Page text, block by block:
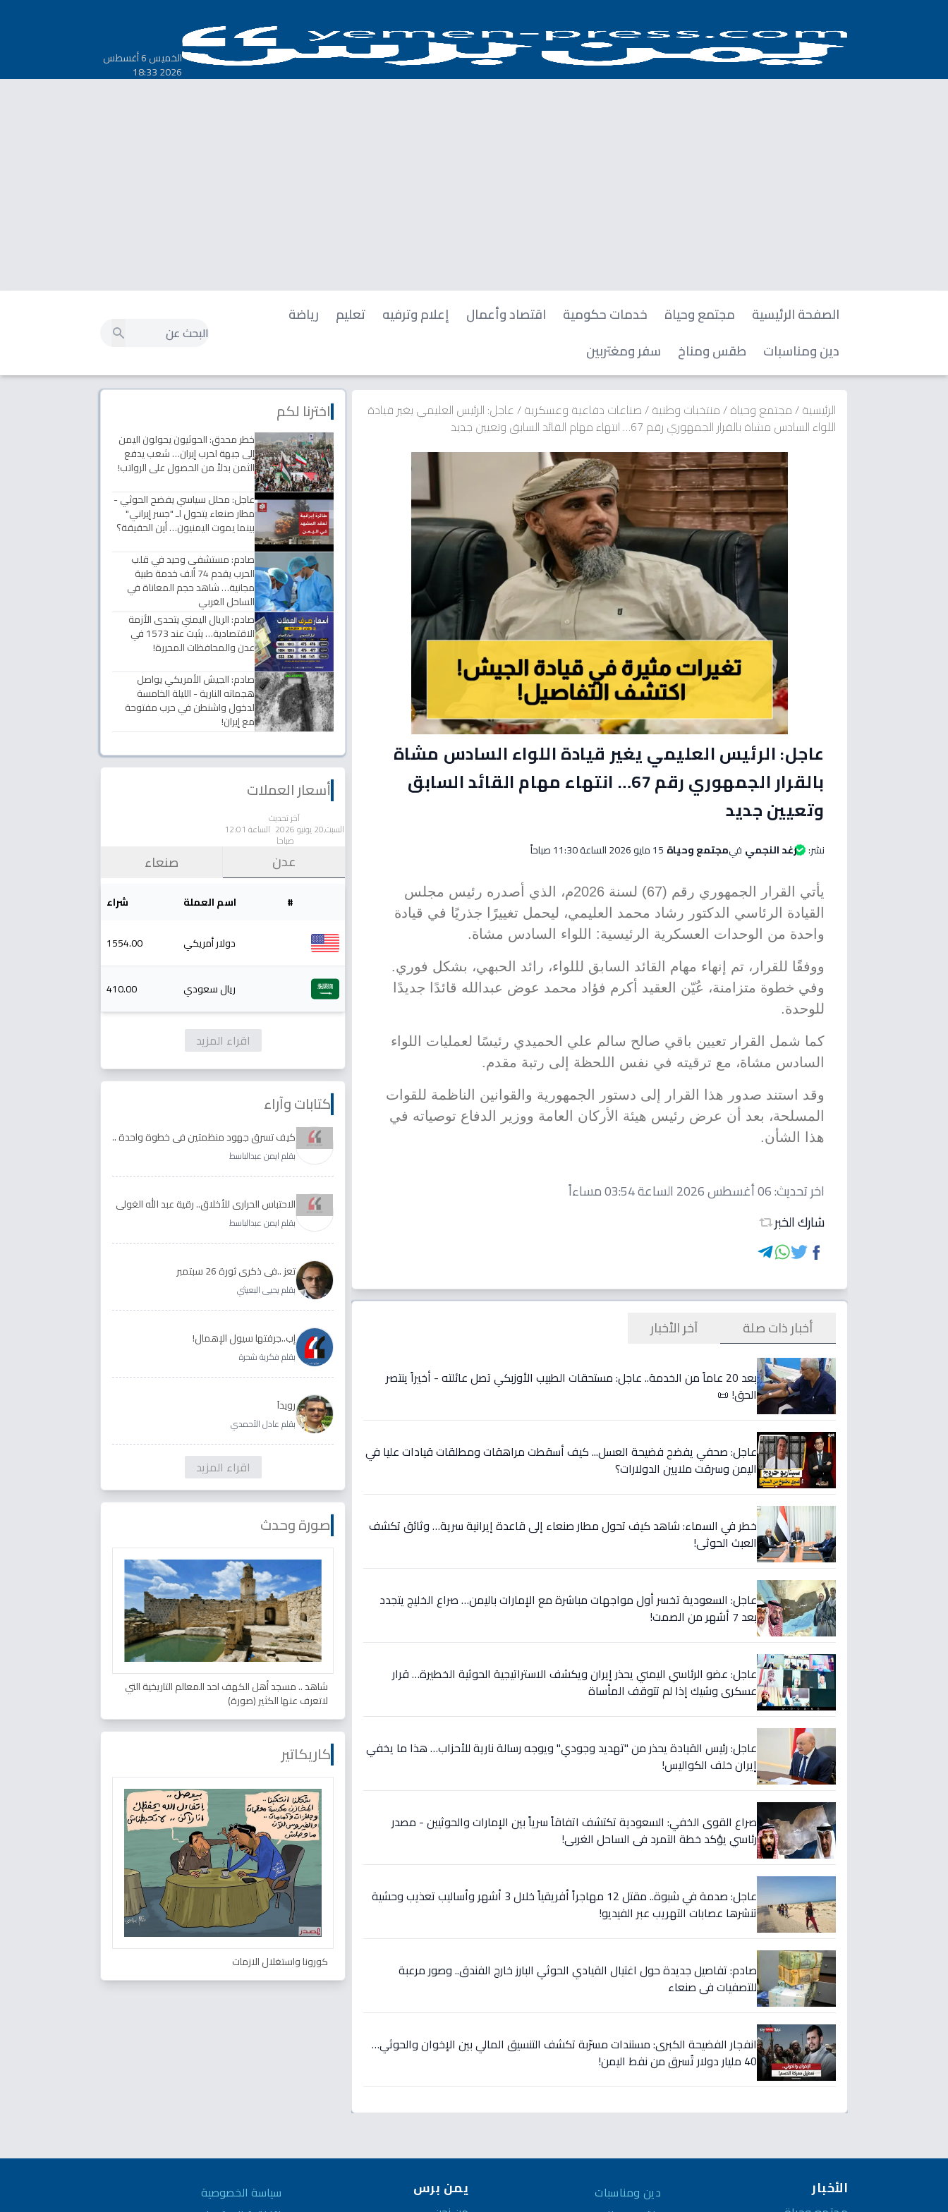
الخميس 6 أغسطس
2026 18:33
الصفحة الرئيسية مجتمع وحياة خدمات حكومية اقتصاد وأعمال إعلام وترفيه تعليم
رياضة
دين ومناسبات
طقس ومناخ سفر ومغتربين
الرئيسية/مجتمع وحياة/منتخبات وطنية/صناعات دفاعية وعسكرية/عاجل: الرئيس العليمي يغير قيادة
اللواء السادس مشاة بالقرار الجمهوري رقم 67… انتهاء مهام القائد السابق وتعيين جديد
عاجل: الرئيس العليمي يغير قيادة اللواء السادس مشاة
بالقرار الجمهوري رقم 67… انتهاء مهام القائد السابق
وتعيين جديد
نشر: رغد النجمي فيمجتمع وحياة 15 مايو 2026 الساعة 11:30 صباحاً
يأتي القرار الجمهوري رقم (67) لسنة 2026م، الذي أصدره رئيس مجلس
القيادة الرئاسي الدكتور رشاد محمد العليمي، ليحمل تغييرًا جذريًا في قيادة
واحدة من الوحدات العسكرية الرئيسية: اللواء السادس مشاة.
ووفقًا للقرار، تم إنهاء مهام القائد السابق لللواء، رائد الحبهي، بشكل فوري.
وفي خطوة متزامنة، عُيّن العقيد أكرم فؤاد محمد عوض عبدالله قائدًا جديدًا
للوحدة.
كما شمل القرار تعيين باقي صالح سالم علي الحميدي رئيسًا لعمليات اللواء
السادس مشاة، مع ترقيته في نفس اللحظة إلى رتبة مقدم.
وقد استند صدور هذا القرار إلى دستور الجمهورية والقوانين الناظمة للقوات
المسلحة، بعد أن عرض رئيس هيئة الأركان العامة ووزير الدفاع توصياته في
هذا الشأن.
اخر تحديث:06 أغسطس 2026 الساعة 03:54 مساءاً
شارك الخبر
أخبار ذات صلة آخر الأخبار
بعد 20 عاماً من الخدمة.. عاجل: مستحقات الطبيب الأوزبكي تصل عائلته - أخيراً ينتصر
الحق! 📜
عاجل: صحفي يفضح فضيحة العسل... كيف أسقطت مراهقات ومطلقات قيادات عليا في
اليمن وسرقت ملايين الدولارات؟
خطر في السماء: شاهد كيف تحول مطار صنعاء إلى قاعدة إيرانية سرية… وثائق تكشف
العبث الحوثي!
عاجل: السعودية تخسر أول مواجهات مباشرة مع الإمارات باليمن… صراع الخليج يتجدد
بعد 7 أشهر من الصمت!
عاجل: عضو الرئاسي اليمني يحذر إيران ويكشف الاستراتيجية الحوثية الخطيرة… قرار
عسكري وشيك إذا لم تتوقف المأساة
عاجل: رئيس القيادة يحذر من "تهديد وجودي" ويوجه رسالة نارية للأحزاب… هذا ما يخفي
إيران خلف الكواليس!
صراع القوى الخفي: السعودية تكتشف اتفاقاً سرياً بين الإمارات والحوثيين - مصدر
رئاسي يؤكد خطة التمرد في الساحل الغربي!
عاجل: صدمة في شبوة.. مقتل 12 مهاجراً أفريقياً خلال 3 أشهر وأساليب تعذيب وحشية
تنشرها عصابات التهريب عبر الفيديو!
صادم: تفاصيل جديدة حول اغتيال القيادي الحوثي البارز خارج الفندق.. وصور مرعبة
للتصفيات في صنعاء
انفجار الفضيحة الكبرى: مستندات مسرّبة تكشف التنسيق المالي بين الإخوان والحوثي…
40 مليار دولار تُسرق من نفط اليمن!
اخترنا لكم
خطر محدق: الحوثيون يحولون اليمن
إلى جبهة لحرب إيران… شعب يدفع
الثمن بدلاً من الحصول على الرواتب!
عاجل: محلل سياسي يفضح الحوثي -
مطار صنعاء يتحول لـ "جسر إيراني"
بينما يموت اليمنيون… أين الحقيقة؟
صادم: مستشفى وحيد في قلب
الحرب يقدم 74 ألف خدمة طبية
مجانية… شاهد حجم المعاناة في
الساحل الغربي
صادم: الريال اليمني يتحدى الأزمة
الاقتصادية… يثبت عند 1573 في
عدن والمحافظات المحررة!
صادم: الجيش الأمريكي يواصل
هجماته النارية - الليلة الخامسة
لدخول واشنطن في حرب مفتوحة
مع إيران!
أسعار العملات
آخر تحديث
السبت,20 يونيو 2026 الساعة 12:01
صباحا
عدن صنعاء
# اسم العملة شراء
دولار أمريكي 1554.00
ريال سعودي 410.00
اقراء المزيد
كتابات وآراء
كيف تسرق جهود منظمتين في خطوة واحدة ..
الأجابة لدى رقية عبد الله الغولي وغدير طيره
بقلم ايمن عبدالباسط
الاحتباس الحراري للأخلاق.. رقية عبد الله الغولي
وغدير طيره نموذجا
بقلم ايمن عبدالباسط
تعز ..في ذكرى ثورة 26 سبتمبر
بقلم يحيى البعيثي
إب..جرفتها سيول الإهمال!
بقلم فكرية شحرة
رويداَ
بقلم عادل الأحمدي
اقراء المزيد
صورة وحدث
شاهد .. مسجد أهل الكهف احد المعالم التاريخية التي
لاتعرف عنها الكثير (صورة)
كاريكاتير
كورونا واستغلال الازمات
الأخبار
دين ومناسبات
يمن برس
سياسة الخصوصية